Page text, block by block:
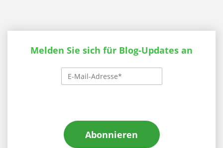
Melden Sie sich für Blog-Updates an
Abonnieren